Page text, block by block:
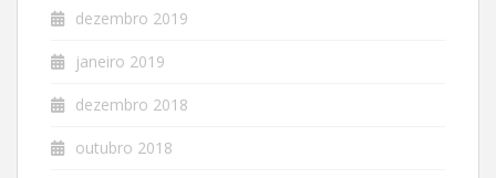
dezembro 2019
janeiro 2019
dezembro 2018
outubro 2018